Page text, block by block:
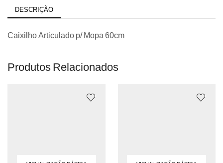
DESCRIÇÃO
Caixilho Articulado p/ Mopa 60cm
Produtos Relacionados